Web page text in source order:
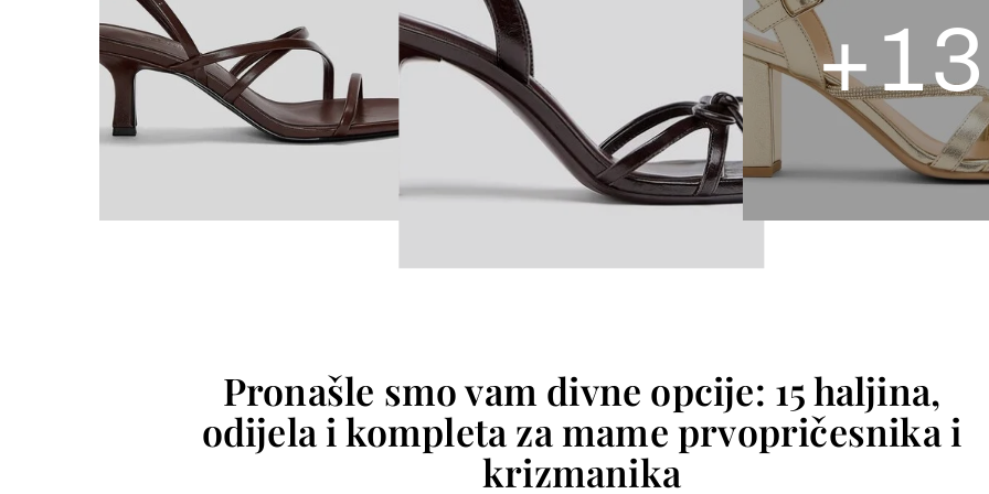
+13
Pronašle smo vam divne opcije: 15 haljina,
odijela i kompleta za mame prvopričesnika i
krizmanika